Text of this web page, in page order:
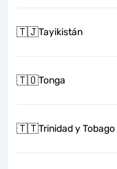
🇹🇯Tayikistán
🇹🇴Tonga
🇹🇹Trinidad y Tobago